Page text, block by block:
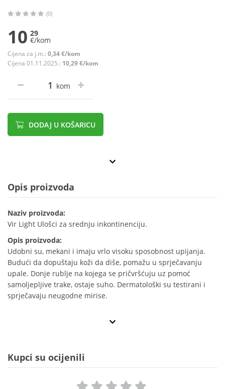
(0)
10 29
€/kom
Cijena za j.m.: 0,34 €/kom
Cijena 01.11.2025.: 10,29 €/kom
kom
DODAJ U KOŠARICU
Opis proizvoda
Naziv proizvoda:
Vir Light Ulošci za srednju inkontinenciju.
Opis proizvoda:
Udobni su, mekani i imaju vrlo visoku sposobnost upijanja.
Budući da dopuštaju koži da diše, pomažu u sprječavanju
upale. Donje rublje na kojega se pričvršćuju uz pomoć
samoljepljive trake, ostaje suho. Dermatološki su testirani i
sprječavaju neugodne mirise.
Kupci su ocijenili